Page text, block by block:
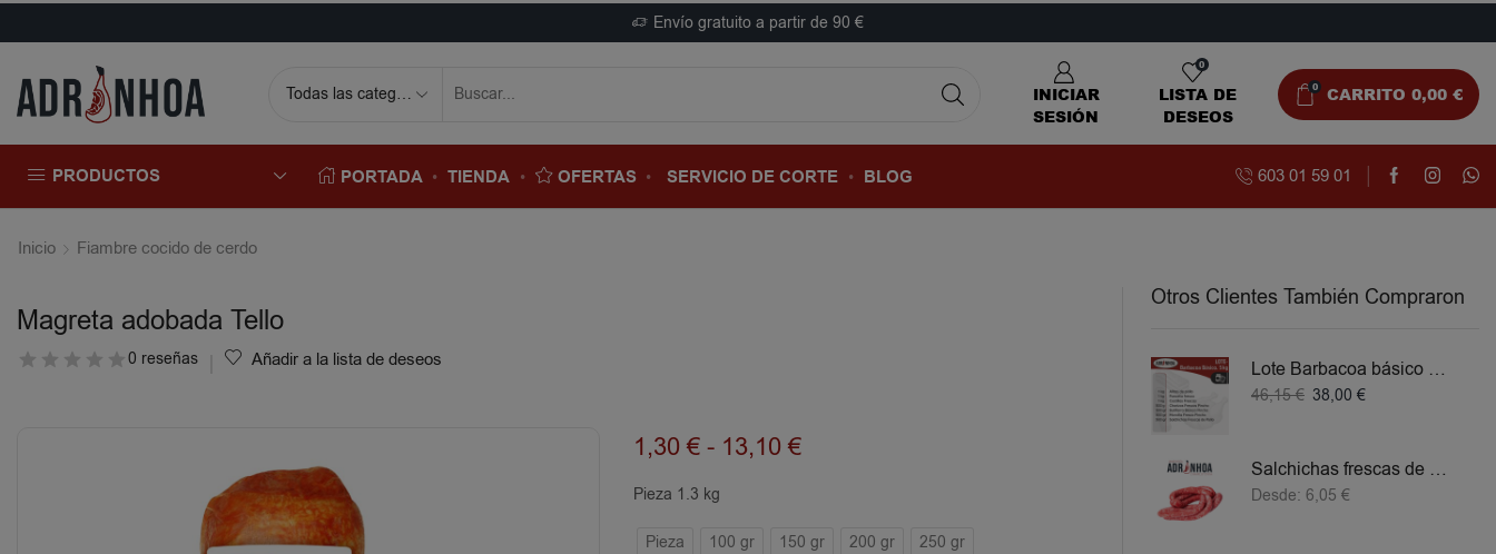
Envío gratuito a partir de 90 €
INICIAR
SESIÓN
0
LISTA DE
DESEOS
0 CARRITO 0,00 €
PRODUCTOS PORTADA TIENDA OFERTAS SERVICIO DE CORTE BLOG 603 01 59 01
Inicio Fiambre cocido de cerdo
Magreta adobada Tello
0 reseñas Añadir a la lista de deseos
1,30€ - 13,10€
Pieza 1.3 kg
Pieza 100 gr 150 gr 200 gr 250 gr
Otros Clientes También Compraron
Lote Barbacoa básico 5 KG
46,15€ 38,00 €
Salchichas frescas de Pollo
Desde: 6,05 €